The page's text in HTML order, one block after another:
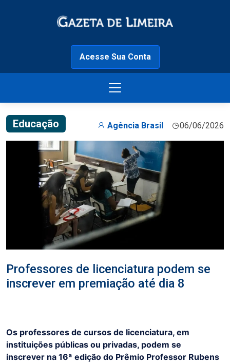
Acesse Sua Conta
Educação Agência Brasil 06/06/2026
Professores de licenciatura podem se
inscrever em premiação até dia 8
Os professores de cursos de licenciatura, em
instituições públicas ou privadas, podem se
inscrever na 16ª edição do Prêmio Professor Rubens